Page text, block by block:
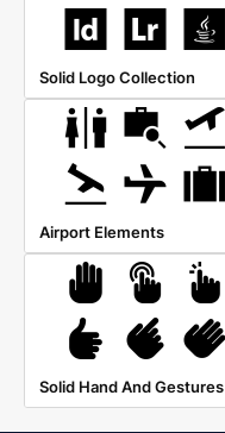
Solid Logo Collection
Airport Elements
Solid Hand And Gestures